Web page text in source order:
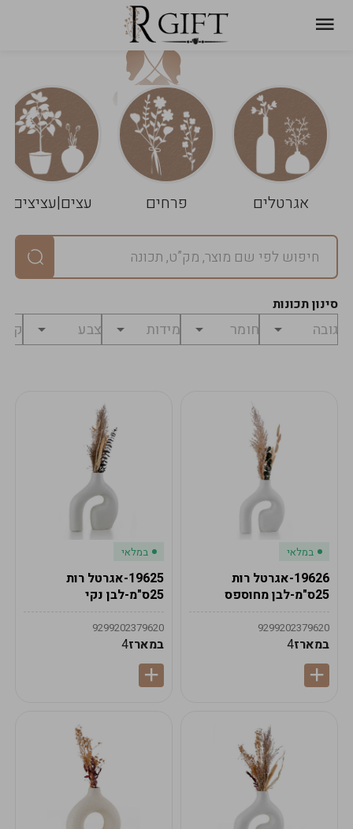
אגרטלים פרחים עצים|עציצים
סינון תכונות
במלאי
19626-אגרטל רות
25ס"מ-לבן מחוספס
9299202379620
במארז4
במלאי
19625-אגרטל רות
25ס"מ-לבן נקי
9299202379620
במארז4
עגלת
שלך
ניקוי
הסל
במארז
מחיר
לפני
₪0
לתשלום